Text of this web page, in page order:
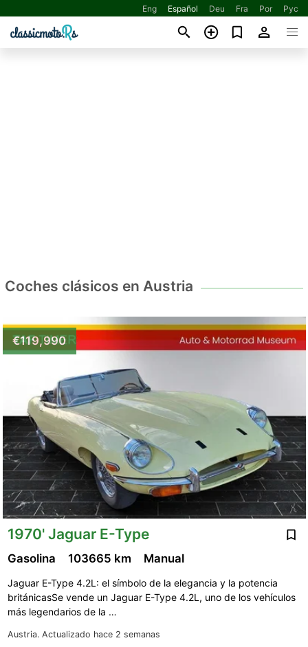
Eng Español Deu Fra Por Рус
Coches clásicos en Austria
€119,990
1970' Jaguar E-Type
Austria. Actualizado hace 2 semanas
Gasolina 103665 km Manual
Jaguar E-Type 4.2L: el símbolo de la elegancia y la potencia
británicasSe vende un Jaguar E-Type 4.2L, uno de los vehículos
más legendarios de la …